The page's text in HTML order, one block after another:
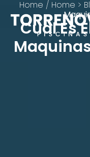
Home / Home >
Cual Es